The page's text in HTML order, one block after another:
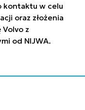
kontaktu w celu
oraz złożenia
z
od NIJWA.